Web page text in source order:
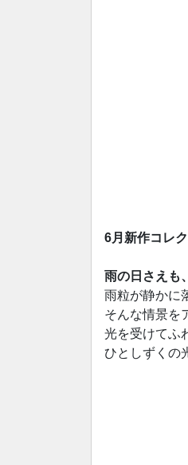
6月新作コレ
雨の日さえも
雨粒が静かに
そんな情景を
光を受けてふ
ひとしずくの